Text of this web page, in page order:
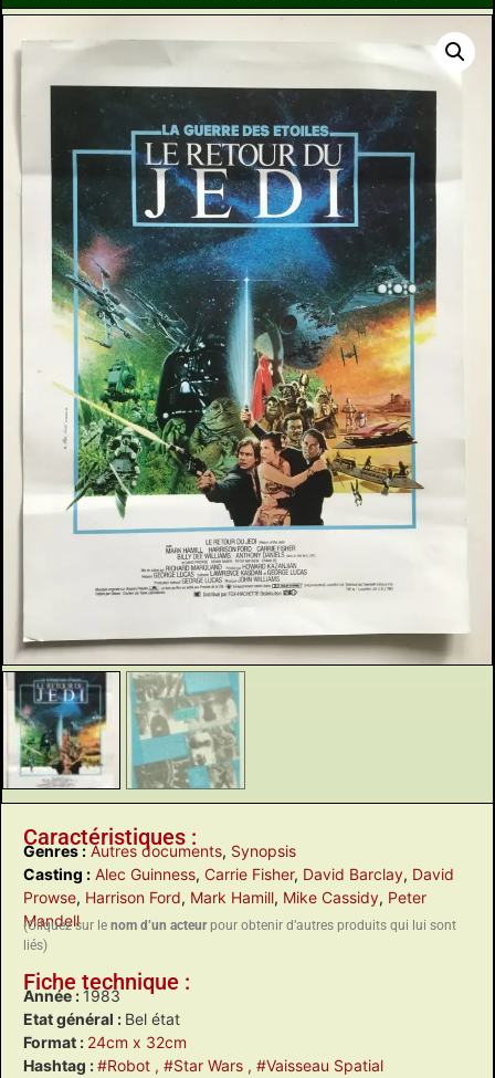
Caractéristiques :
Genres : Autres documents, Synopsis
Casting : Alec Guinness, Carrie Fisher, David Barclay, David
Prowse, Harrison Ford, Mark Hamill, Mike Cassidy, Peter
Mandell
(Cliquez sur le nom d’un acteurpour obtenir d’autres produits qui lui sont
liés)
Fiche technique :
Année : 1983
Etat général : Bel état
Format : 24cm x 32cm
Hashtag :#Robot , #Star Wars , #Vaisseau Spatial